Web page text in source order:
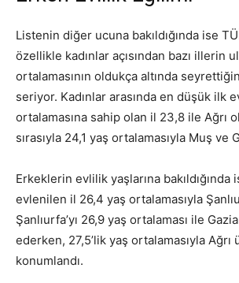
Listenin diğer ucuna bakıldığında ise
özellikle kadınlar açısından bazı illerin
ortalamasının oldukça altında
seriyor. Kadınlar arasında en düşük ilk
ortalamasına sahip olan il 23,8 ile Ağrı
sırasıyla 24,1 yaş ortalamasıyla Muş ve
Erkeklerin evlilik yaşlarına bakıldığında
evlenilen il 26,4 yaş ortalamasıyla
Şanlıurfa’yı 26,9 yaş ortalaması ile
ederken, 27,5’lik yaş ortalamasıyla Ağrı
konumlandı.